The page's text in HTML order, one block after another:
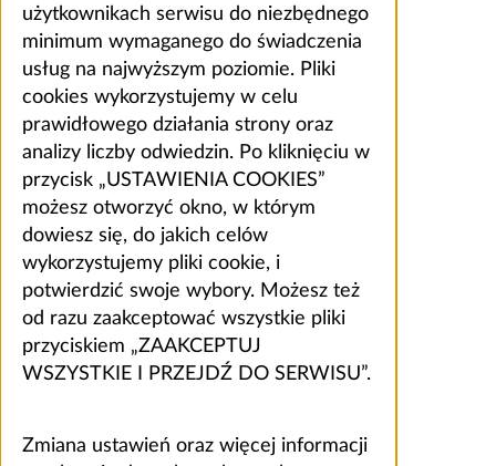
użytkownikach serwisu do niezbędnego
minimum wymaganego do świadczenia
usług na najwyższym poziomie. Pliki
cookies wykorzystujemy w celu
prawidłowego działania strony oraz
analizy liczby odwiedzin. Po kliknięciu w
przycisk „USTAWIENIA COOKIES”
możesz otworzyć okno, w którym
dowiesz się, do jakich celów
wykorzystujemy pliki cookie, i
potwierdzić swoje wybory. Możesz też
od razu zaakceptować wszystkie pliki
przyciskiem „ZAAKCEPTUJ
WSZYSTKIE I PRZEJDŹ DO SERWISU”.
Zmiana ustawień oraz więcej informacji